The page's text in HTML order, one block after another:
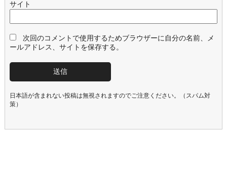
サイト
次回のコメントで使用するためブラウザーに自分の名前、メ
ールアドレス、サイトを保存する。
日本語が含まれない投稿は無視されますのでご注意ください。（スパム対
策）